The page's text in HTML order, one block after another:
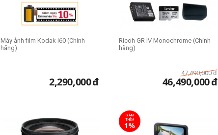
Máy ảnh film Kodak i60 (Chính
hãng)
2,290,000đ
Ricoh GR IV Monochrome (Chính
hãng)
47,490,000 đ
46,490,000đ
GIẢM
THÊM
1%